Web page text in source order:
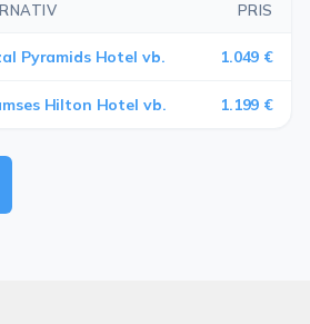
PRIS
Pyramids Hotel vb. 1.049 €
Hilton Hotel vb. 1.199 €